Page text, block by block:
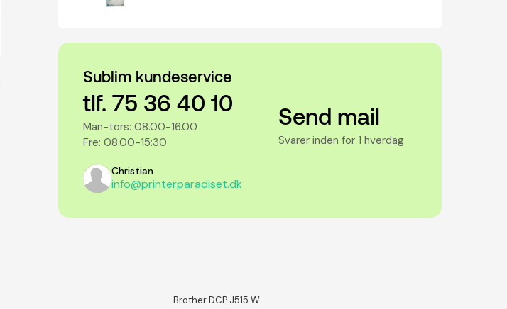
Sublim kundeservice
tlf. 75 36 40 10
Man-tors: 08.00-16.00
Fre: 08.00-15:30
Christian
info@printerparadiset.dk
Send mail
Svarer inden for 1 hverdag
Brother DCP J515 W